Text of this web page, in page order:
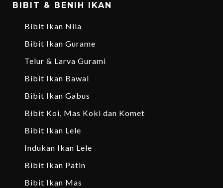
BIBIT & BENIH IKAN
Bibit Ikan Nila
Bibit Ikan Gurame
Telur & Larva Gurami
Bibit Ikan Bawal
Bibit Ikan Gabus
Bibit Koi, Mas Koki dan Komet
Bibit Ikan Lele
Indukan Ikan Lele
Bibit Ikan Patin
Bibit Ikan Mas